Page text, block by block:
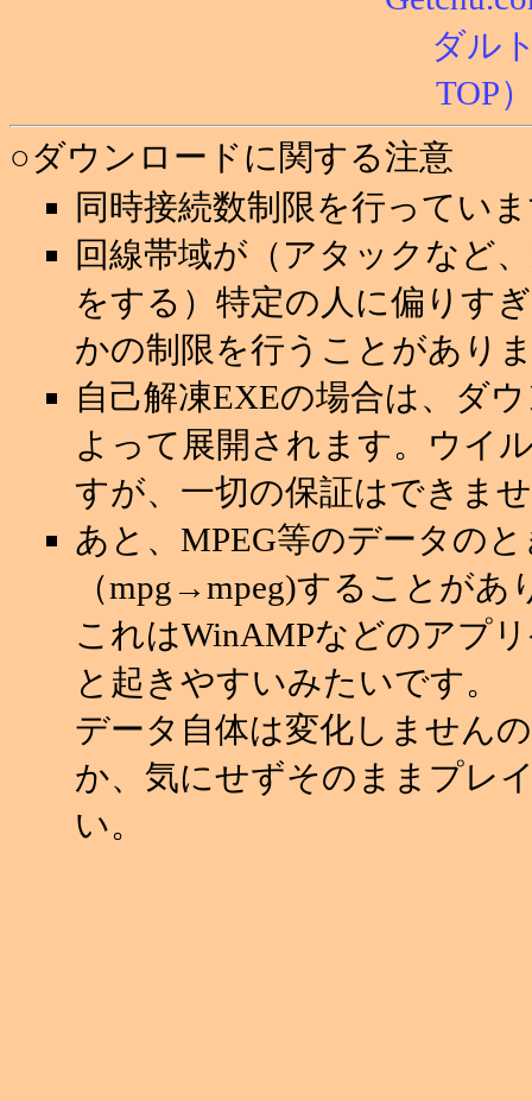
○ダウンロードに関する注意
同時接続数制限を行ってい
回線帯域が（アタックなど
をする）特定の人に偏りす
かの制限を行うことがあり
自己解凍EXEの場合は、ダ
よって展開されます。ウイ
すが、一切の保証はできま
あと、MPEG等のデータの
（mpg→mpeg)することがあ
これはWinAMPなどのアプ
と起きやすいみたいです。
データ自体は変化しません
か、気にせずそのままプレ
い。